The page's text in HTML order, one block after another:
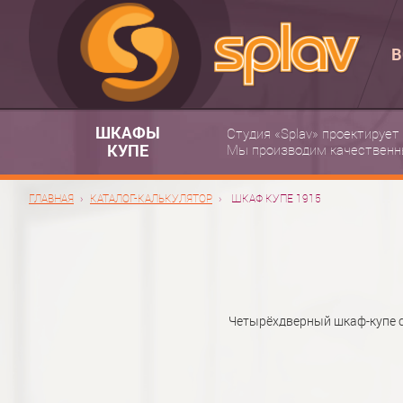
ШКАФЫ
КУПЕ
Студия «Splav»
Мы производим
ГЛАВНАЯ КАТАЛОГ-КАЛЬКУЛЯТОР ШКАФ КУПЕ 1915
Четырёхдверный шкаф-купе